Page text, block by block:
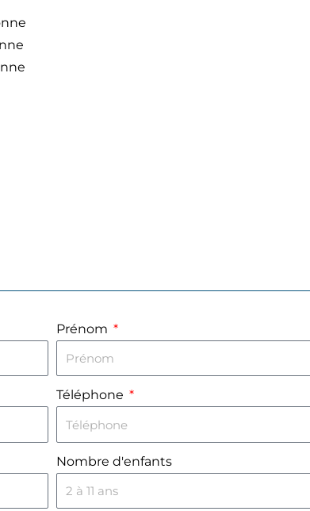
Prénom
Téléphone
Nombre d'enfants